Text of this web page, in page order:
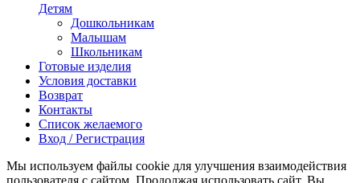
Детям
Дошкольникам
Малышам
Школьникам
Готовые изделия
Условия доставки
Возврат
Контакты
Список желаемого
Вход / Регистрация
Мы используем файлы cookie для улучшения взаимодействия
пользователя с сайтом. Продолжая использовать сайт, Вы